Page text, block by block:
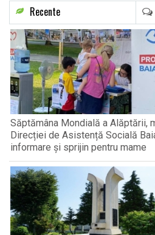
Recente
Săptămâna Mondială a Alăptării,
Direcției de Asistență Socială
informare și sprijin pentru mame